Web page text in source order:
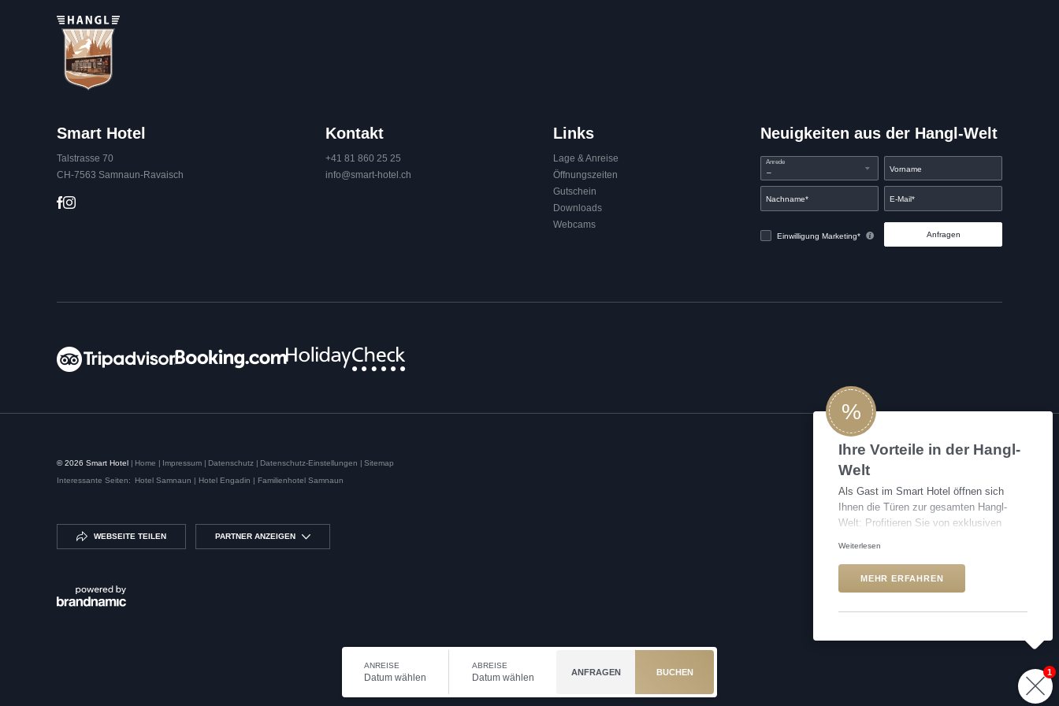
1
%
Ihre Vorteile in der Hangl-
Welt
Als Gast im Smart Hotel öffnen sich
Ihnen die Türen zur gesamten Hangl-
Welt: Profitieren Sie von exklusiven
in Restaurants, beim Tanken und vielem
Weiterlesen
MEHR ERFAHREN
Smart Hotel
Talstrasse 70
CH-7563 Samnaun-Ravaisch
Kontakt
+41 81 860 25 25
info@smart-hotel.ch
Links
Lage & Anreise
Öffnungszeiten
Gutschein
Downloads
Webcams
Neuigkeiten aus der Hangl-Welt
Anrede
Vorname
Nachname* E-Mail*
Einwilligung Marketing* Anfragen
© 2026 Smart Hotel Home Impressum Datenschutz Datenschutz-Einstellungen
Sitemap
Interessante Seiten:
Hotel Samnaun | Hotel Engadin | Familienhotel Samnaun
WEBSEITE TEILEN PARTNER ANZEIGEN
ANREISE
Datum wählen
ABREISE
Datum wählen
ANFRAGEN BUCHEN